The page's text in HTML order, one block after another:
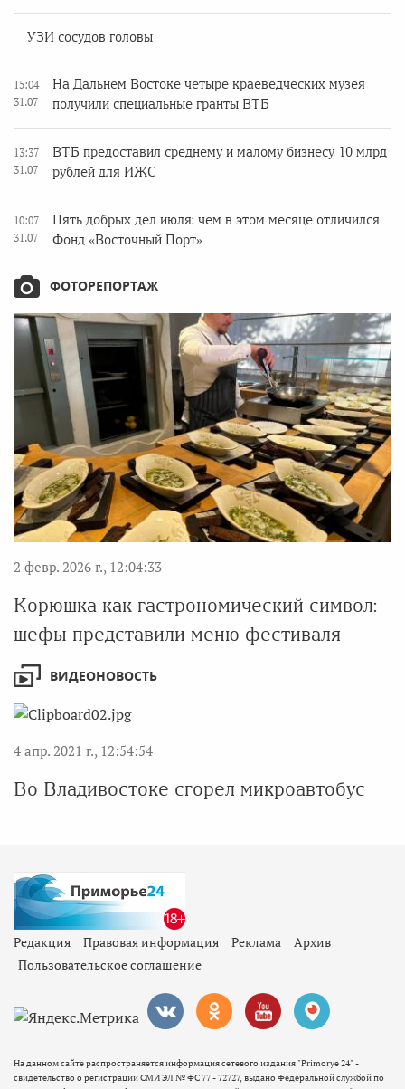
УЗИ сосудов головы
15:04
31.07
На Дальнем Востоке четыре краеведческих музея
получили специальные гранты ВТБ
13:37
31.07
ВТБ предоставил среднему и малому бизнесу 10 млрд
рублей для ИЖС
10:07
31.07
Пять добрых дел июля: чем в этом месяце отличился
Фонд «Восточный Порт»
ФОТОРЕПОРТАЖ
2 февр. 2026 г., 12:04:33
Корюшка как гастрономический символ:
шефы представили меню фестиваля
ВИДЕОНОВОСТЬ
4 апр. 2021 г., 12:54:54
Во Владивостоке сгорел микроавтобус
Редакция Правовая информация Реклама
Архив
Пользовательское соглашение
На данном сайте распространяется информация сетевого издания "Primorye 24" -
свидетельство о регистрации СМИ ЭЛ № ФС 77 - 72727, выдано Федеральной службой по